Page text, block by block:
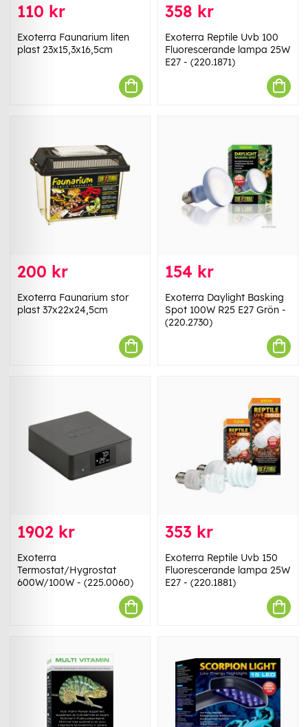
110 kr
Exoterra Faunarium liten
plast 23x15,3x16,5cm
358 kr
Exoterra Reptile Uvb 100
Fluorescerande lampa 25W
E27 - (220.1871)
200 kr
Exoterra Faunarium stor
plast 37x22x24,5cm
154 kr
Exoterra Daylight Basking
Spot 100W R25 E27 Grön -
(220.2730)
1902 kr
Exoterra
Termostat/Hygrostat
600W/100W - (225.0060)
353 kr
Exoterra Reptile Uvb 150
Fluorescerande lampa 25W
E27 - (220.1881)